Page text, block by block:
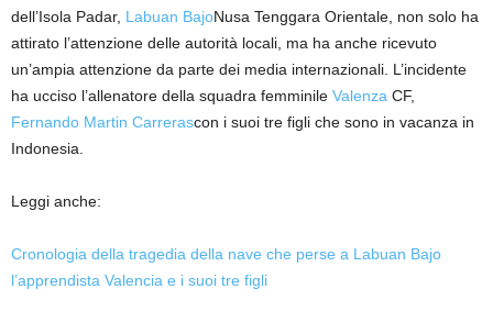
dell’Isola Padar, Labuan BajoNusa Tenggara Orientale, non solo ha
attirato l’attenzione delle autorità locali, ma ha anche ricevuto
un’ampia attenzione da parte dei media internazionali. L’incidente
ha ucciso l’allenatore della squadra femminile Valenza CF,
Fernando Martin Carrerascon i suoi tre figli che sono in vacanza in
Indonesia.
Leggi anche:
Cronologia della tragedia della nave che perse a Labuan Bajo
l’apprendista Valencia e i suoi tre figli